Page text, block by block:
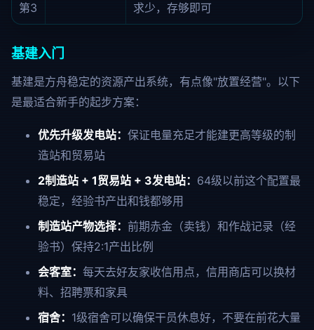
第3
求少，存够即可
基建入门
基建是方舟稳定的资源产出系统，有点像"放置经营"。以下
是最适合新手的起步方案：
优先升级发电站： 保证电量充足才能建更高等级的制
造站和贸易站
2制造站 + 1贸易站 + 3发电站： 64级以前这个配置最
稳定，经验书产出和钱都够用
制造站产物选择： 前期赤金（卖钱）和作战记录（经
验书）保持2:1产出比例
会客室： 每天去好友家收信用点，信用商店可以换材
料、招聘票和家具
宿舍： 1级宿舍可以确保干员休息好，不要在前花大量